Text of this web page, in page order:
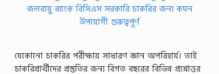
যেকোনো চাকরির পরীক্ষায় সাধারণ জ্ঞান অপরিহার্য। তাই
চাকরিপ্রার্থীদের প্রস্তুতির জন্য বিগত বছরের বিভিন্ন প্রশ্নোত্তর